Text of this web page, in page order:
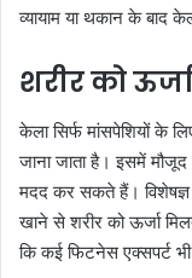
व्यायाम या थकान के बाद
शरीर को
केला सिर्फ मांसपेशियों के
जाना जाता है। इसमें
मदद कर सकते हैं।
खाने से शरीर को ऊर्जा
कि कई फिटनेस एक्सपर्ट